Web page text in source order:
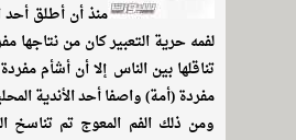
منذ أن أطلق أحد
لفمه حرية التعبير كان من نتاجها
تناقلها بين الناس إلا أن أشأم
مفردة (أمة) واصفا أحد الأندية
ومن ذلك الفم المعوج تم تناسخ